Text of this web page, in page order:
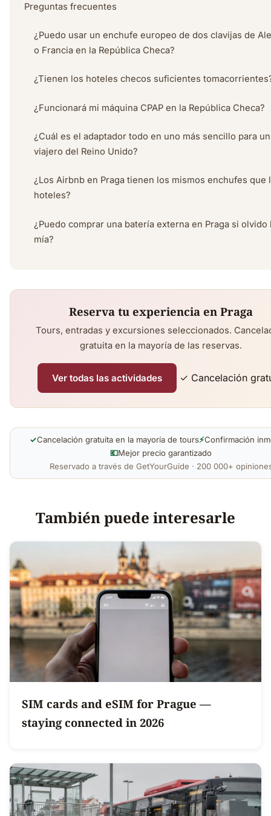
Preguntas frecuentes
¿Puedo usar un enchufe europeo de dos clavijas de
o Francia en la República Checa?
¿Tienen los hoteles checos suficientes
¿Funcionará mi máquina CPAP en la República Checa?
¿Cuál es el adaptador todo en uno más sencillo para un
viajero del Reino Unido?
¿Los Airbnb en Praga tienen los mismos enchufes que
hoteles?
¿Puedo comprar una batería externa en Praga si olvido
mía?
Reserva tu experiencia en Praga
Tours, entradas y excursiones seleccionados.
gratuita en la mayoría de las reservas.
Ver todas las actividades ✓ Cancelación
✓Cancelación gratuita en la mayoría de tours⚡Confirmación
💶Mejor precio garantizado
Reservado a través de GetYourGuide · 200 000+
También puede interesarle
SIM cards and eSIM for Prague —
staying connected in 2026